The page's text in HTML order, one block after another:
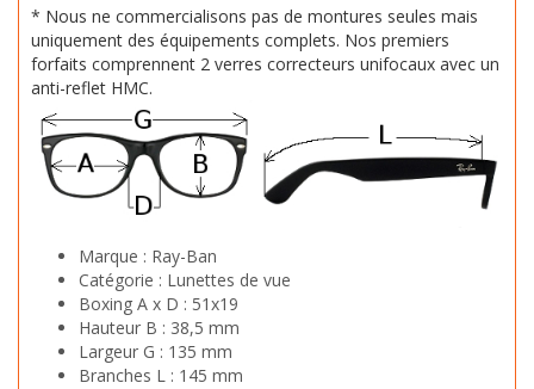
* Nous ne commercialisons pas de montures seules mais
uniquement des équipements complets. Nos premiers
forfaits comprennent 2 verres correcteurs unifocaux avec un
anti-reflet HMC.
Marque : Ray-Ban
Catégorie : Lunettes de vue
Boxing A x D : 51x19
Hauteur B : 38,5 mm
Largeur G : 135 mm
Branches L : 145 mm